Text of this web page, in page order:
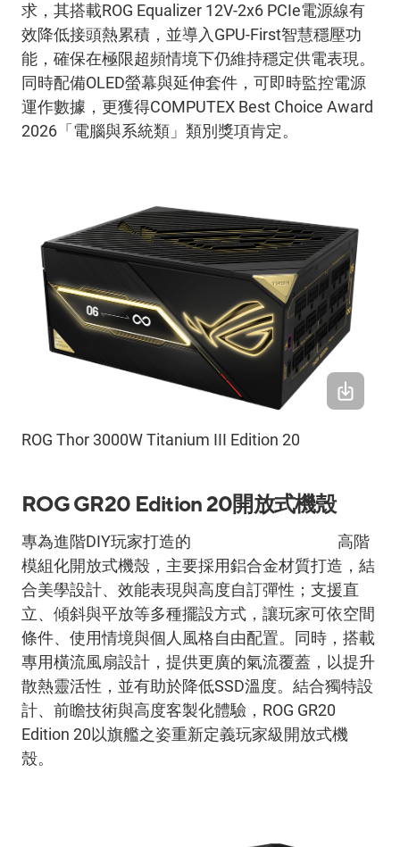
求，其搭載ROG Equalizer 12V-2x6 PCIe電源線有
效降低接頭熱累積，並導入GPU-First智慧穩壓功
能，確保在極限超頻情境下仍維持穩定供電表現。
同時配備OLED螢幕與延伸套件，可即時監控電源
運作數據，更獲得COMPUTEX Best Choice Award
2026 「電腦與系統類」類別獎項肯定。
ROG Thor 3000W Titanium III Edition 20
ROG GR20 Edition 20開放式機殼
專為進階DIY玩家打造的
高階
模組化開放式機殼，主要採用鋁合金材質打造，結
合美學設計、效能表現與高度自訂彈性；支援直
立、傾斜與平放等多種擺設方式，讓玩家可依空間
條件、使用情境與個人風格自由配置。同時，搭載
專用橫流風扇設計，提供更廣的氣流覆蓋，以提升
散熱靈活性，並有助於降低SSD溫度。結合獨特設
計、前瞻技術與高度客製化體驗， ROG GR20
Edition 20以旗艦之姿重新定義玩家級開放式機
殼。